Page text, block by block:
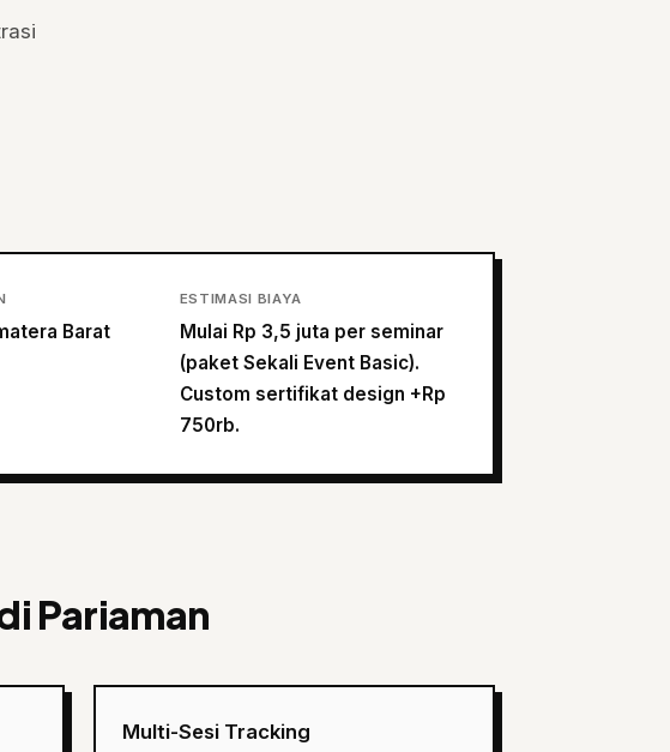
Barat
ESTIMASI BIAYA
Mulai Rp 3,5 juta per seminar
(paket Sekali Event Basic).
Custom sertifikat design +Rp
750rb.
Pariaman
Multi-Sesi Tracking